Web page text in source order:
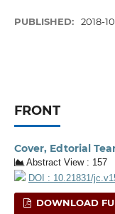
PUBLISHED: 2018-
FRONT
Cover, Edtorial
Abstract View : 157
DOI : 10.21831/
DOWNLOAD